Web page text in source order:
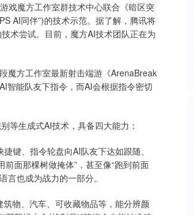
魔方工作室群技术中心联合《暗区突
AI同伴”)的技术示范。据了解，腾讯将
术尝试。目前，魔方AI技术团队正在为
方工作室最新射击端游《ArenaBreak
智能队友下指令，而AI会根据指令密切
生成式AI技术，具备四大能力：
、指令轮盘向AI队友下达如跟随、
面那棵树做掩体”，甚至像“跑到前面
言也成为战力的一部分。
物、汽车、可收藏物品等，能分辨颜